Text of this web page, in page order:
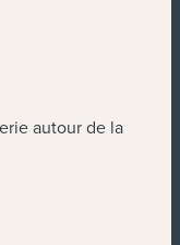
autour de la